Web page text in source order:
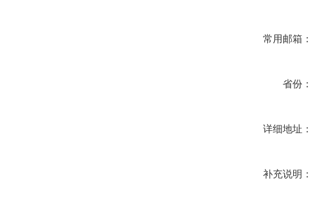
常用邮箱：
省份：
详细地址：
补充说明：